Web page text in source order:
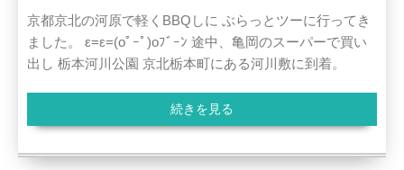
京都京北の河原で軽くBBQしに ぶらっとツーに行ってき
ました。 ε=ε=(oﾟｰﾟ)oﾌﾞｰﾝ 途中、亀岡のスーパーで買い
出し 栃本河川公園 京北栃本町にある河川敷に到着。
続きを見る